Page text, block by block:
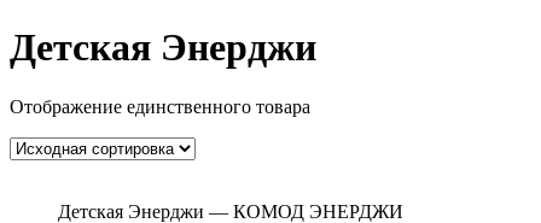
Детская Энерджи
Отображение единственного товара
Детская Энерджи — КОМОД ЭНЕРДЖИ